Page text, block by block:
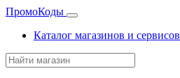
ПромоКоды
Каталог магазинов и сервисов